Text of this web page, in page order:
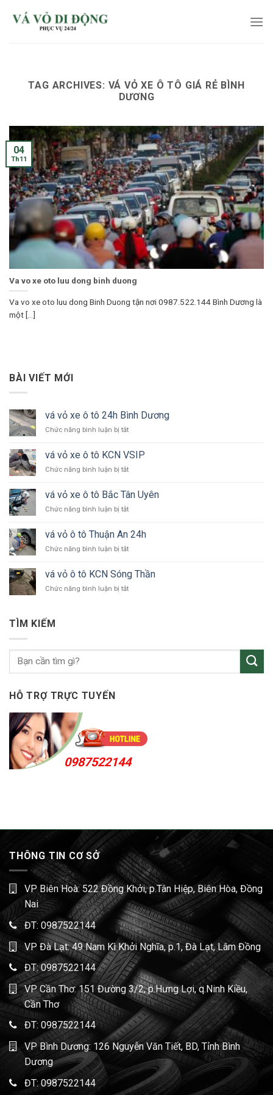
TAG ARCHIVES: VÁ VỎ XE Ô TÔ GIÁ RẺ BÌNH
DƯƠNG
Va vo xe oto luu dong binh duong
Va vo xe oto luu dong Binh Duong tận nơi 0987.522.144 Bình Dương là
một [...]
04
Th11
BÀI VIẾT MỚI
vá vỏ xe ô tô 24h Bình Dương
Chức năng bình luận bị tắtở
vỏ
xe
ô
24h
Dương
vá vỏ xe ô tô KCN VSIP
Chức năng bình luận bị tắtở
vỏ
xe
ô
KCN
vá vỏ xe ô tô Bắc Tân Uyên
Chức năng bình luận bị tắtở
vỏ
xe
ô
Bắc
Tân
Uyên
vá vỏ ô tô Thuận An 24h
Chức năng bình luận bị tắtở
ô
tô
vá vỏ ô tô KCN Sóng Thần
Chức năng bình luận bị tắtở
Sóng
TÌM KIẾM
HỖ TRỢ TRỰC TUYẾN
0987522144
THÔNG TIN CƠ SỞ
VP Biên Hoà: 522 Đồng Khởi, p.Tân Hiệp, Biên Hòa, Đồng
Nai
ĐT: 0987522144
VP Đà Lạt: 49 Nam Kì Khởi Nghĩa, p.1, Đà Lạt, Lâm Đồng
ĐT:0987522144
VP Cần Thơ: 151 Đường 3/2, p.Hưng Lợi, q.Ninh Kiều,
Cần Thơ
ĐT: 0987522144
VP Bình Dương: 126 Nguyễn Văn Tiết, BD, Tỉnh Bình
Dương
ĐT: 0987522144